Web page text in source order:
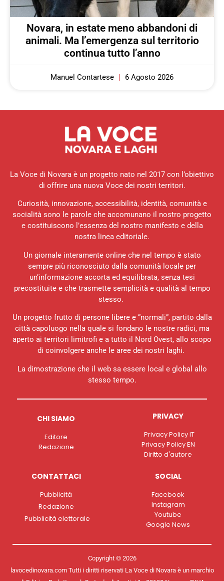
Novara, in estate meno abbandoni di
animali. Ma l’emergenza sul territorio
continua tutto l’anno
Manuel Contartese 6 Agosto 2026
La Voce di Novara è un progetto nato nel 2017 con l’obiettivo
di offrire una nuova Voce dei nostri territori.
Curiosità, innovazione, accessibilità, identità, comunità e
socialità sono le parole che accomunano il nostro progetto
e costituiscono l’essenza del nostro manifesto e della
nostra linea editoriale.
Un giornale interamente online che nel tempo è stato
sempre più riconosciuto dalla comunità locale per
un’informazione accorta ed equilibrata, senza tesi
precostituite e che trasmette semplicità e qualità al tempo
stesso.
Un progetto frutto di persone libere e “normali”, partito dalla
città capoluogo nella quale si fondano le nostre radici, ma
aperto ai territori limitrofi e a tutto il Nord Ovest, allo scopo
di coinvolgere anche le aree dei nostri laghi.
La dimostrazione che il web sa essere local e global allo
stesso tempo.
CHI SIAMO
Editore
Redazione
PRIVACY
Privacy Policy IT
Privacy Policy EN
Diritto d'autore
CONTATTACI
Pubblicità
Redazione
Pubblicità elettorale
SOCIAL
Facebook
Instagram
Youtube
Google News
Copyright © 2026
lavocedinovara.com Tutti i diritti riservati La Voce di Novara è un marchio